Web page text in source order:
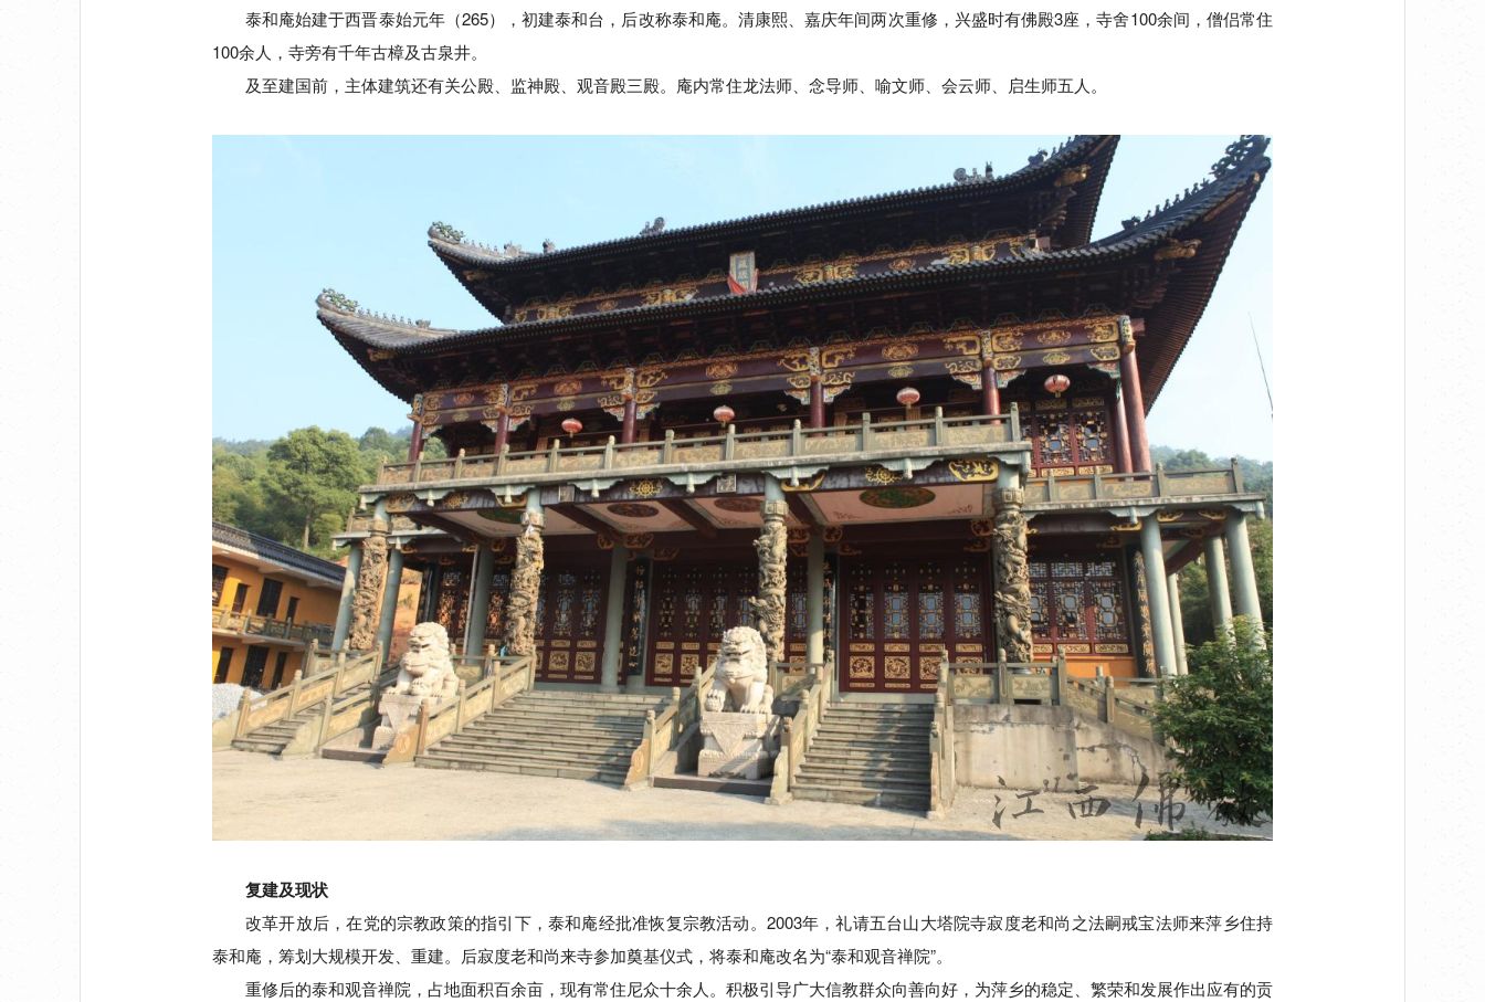
泰和庵始建于西晋泰始元年（265），初建泰和台，后改称泰和庵。清康熙、嘉庆年间两次重修，兴盛时有佛殿3座，寺舍100余间，僧侣常住
100余人，寺旁有千年古樟及古泉井。
及至建国前，主体建筑还有关公殿、监神殿、观音殿三殿。庵内常住龙法师、念导师、喻文师、会云师、启生师五人。
复建及现状
改革开放后，在党的宗教政策的指引下，泰和庵经批准恢复宗教活动。2003年，礼请五台山大塔院寺寂度老和尚之法嗣戒宝法师来萍乡住持
泰和庵，筹划大规模开发、重建。后寂度老和尚来寺参加奠基仪式，将泰和庵改名为“泰和观音禅院”。
重修后的泰和观音禅院，占地面积百余亩，现有常住尼众十余人。积极引导广大信教群众向善向好，为萍乡的稳定、繁荣和发展作出应有的贡